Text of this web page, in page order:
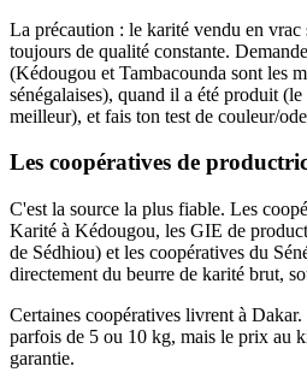
La précaution : le karité vendu en vrac
toujours de qualité constante.
(Kédougou et Tambacounda sont les
sénégalaises), quand il a été produit
meilleur), et fais ton test de couleur/
Les coopératives de
C'est la source la plus fiable. Les
Karité à Kédougou, les GIE de
de Sédhiou) et les coopératives du
directement du beurre de karité brut,
Certaines coopératives livrent à
parfois de 5 ou 10 kg, mais le prix au
garantie.